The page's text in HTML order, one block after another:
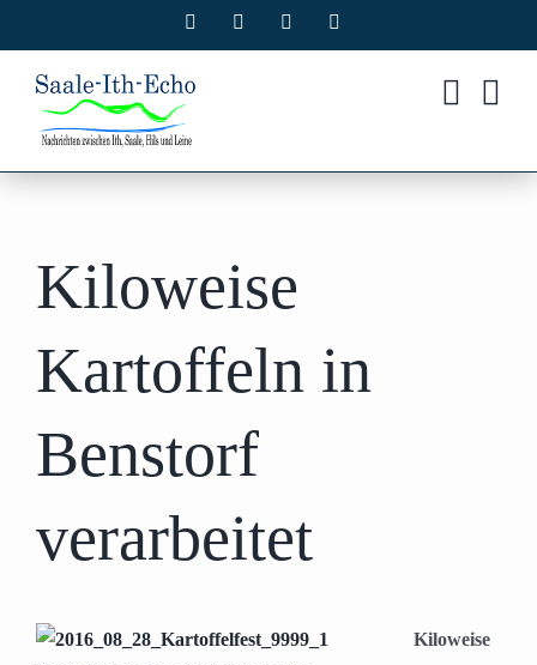
Inhalt
springen
Facebook Instagram
Kiloweise
Kartoffeln in
Benstorf
verarbeitet
Kiloweise